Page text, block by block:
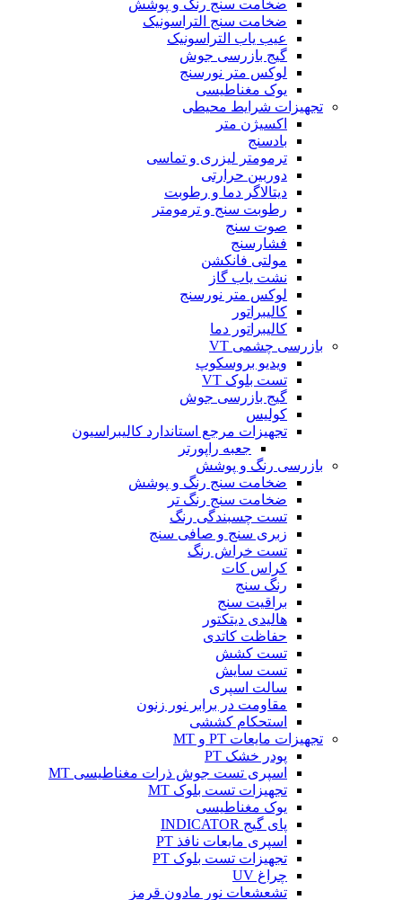
ضخامت سنج رنگ و پوشش
ضخامت سنج التراسونیک
عیب یاب التراسونیک
گیج بازرسی جوش
لوکس متر نورسنج
یوک مغناطیسی
تجهیزات شرایط محیطی
اکسیژن متر
بادسنج
ترمومتر لیزری و تماسی
دوربین حرارتی
دیتالاگر دما و رطوبت
رطوبت سنج و ترمومتر
صوت سنج
فشارسنج
مولتی فانکشن
نشت یاب گاز
لوکس متر نورسنج
کالیبراتور
کالیبراتور دما
بازرسی چشمی VT
ویدیو بروسکوپ
تست بلوک VT
گیج بازرسی جوش
کولیس
تجهیزات مرجع استاندارد کالیبراسیون
جعبه راپورتر
بازرسی رنگ و پوشش
ضخامت سنج رنگ و پوشش
ضخامت سنج رنگ تر
تست چسبندگی رنگ
زبری سنج و صافی سنج
تست خراش رنگ
کراس کات
رنگ سنج
براقیت سنج
هالیدی دیتکتور
حفاظت کاتدی
تست کشش
تست سایش
سالت اسپری
مقاومت در برابر نور زنون
استحکام کششی
تجهیزات مایعات PT و MT
پودر خشک PT
اسپری تست جوش ذرات مغناطیسی MT
تجهیزات تست بلوک MT
یوک مغناطیسی
پای گیج INDICATOR
اسپری مایعات نافذ PT
تجهیزات تست بلوک PT
چراغ UV
تشعشعات نور مادون قرمز